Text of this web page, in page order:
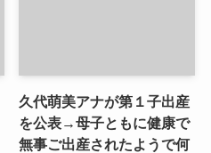
久代萌美アナが第１子出産
を公表→母子ともに健康で
無事ご出産されたようで何